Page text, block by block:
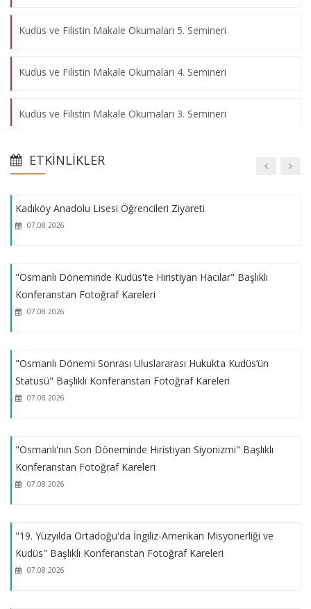
Kudüs ve Filistin Makale Okumaları 5. Semineri
Kudüs ve Filistin Makale Okumaları 4. Semineri
Kudüs ve Filistin Makale Okumaları 3. Semineri
Kudüs ve Filistin Makale Okumaları 2. Semineri
Konferans: Osmanlı Döneminde Kudüs'te Arkeolojik Kazılar
(21.05.2025)
Filistin ve Kudüs Makale Okumaları Programı 6. Seminer ve
Konferans: Tarihten Günümüze Kudüs'ün Kültürel ve Dini
Kimliği (16.12.2024)
Filistin ve Kudüs Makale Okumaları Programı 2. Semineri
ETKINLIKLER
07.08.2026
07.08.2026
Kadıköy Anadolu Lisesi Öğrencileri Ziyareti
07.08.2026
"Osmanlı Döneminde Kudüs'te Hıristiyan Hacılar" Başlıklı
Konferanstan Fotoğraf Kareleri
07.08.2026
"Osmanlı Dönemi Sonrası Uluslararası Hukukta Kudüs’ün
Statüsü" Başlıklı Konferanstan Fotoğraf Kareleri
07.08.2026
"Osmanlı'nın Son Döneminde Hıristiyan Siyonizmi" Başlıklı
Konferanstan Fotoğraf Kareleri
07.08.2026
"19. Yüzyılda Ortadoğu'da İngiliz-Amerikan Misyonerliği ve
Kudüs" Başlıklı Konferanstan Fotoğraf Kareleri
07.08.2026